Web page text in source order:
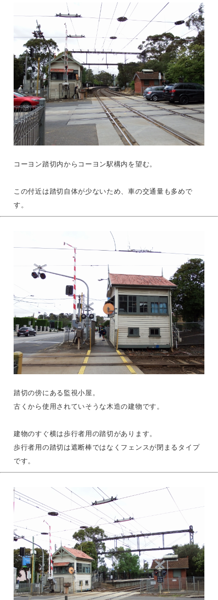
コーヨン踏切内からコーヨン駅構内を望む。
この付近は踏切自体が少ないため、車の交通量も多めで
す。
踏切の傍にある監視小屋。
古くから使用されていそうな木造の建物です。
建物のすぐ横は歩行者用の踏切があります。
歩行者用の踏切は遮断棒ではなくフェンスが閉まるタイプ
です。